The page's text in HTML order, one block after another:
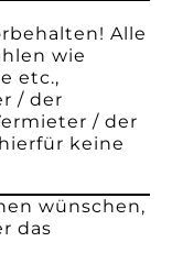
Alle
wie
etc.,
/ der
/ der
keine
wünschen,
das